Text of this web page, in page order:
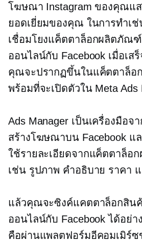
โฆษณา Instagram ของคุณแ
ยอดเยี่ยมของคุณ ในการทำเ
เชื่อมโยงแค็ตตาล็อกผลิตภัณ
ออนไลน์กับ Facebook เมื่อเส
คุณจะปรากฏขึ้นในแค็ตตาล็อก
พร้อมที่จะเปิดตัวใน Meta Ads
Ads Manager เป็นเครื่องมือจ
สร้างโฆษณาบน Facebook แ
ใช้รายละเอียดจากแค็ตตาล็
เช่น รูปภาพ คำอธิบาย ราคา
แล้วคุณจะซิงค์แคตตาล็อกสิน
ออนไลน์กับ Facebook ได้อย่า
คือผ่านแพลตฟอร์มอีคอมเมิร์